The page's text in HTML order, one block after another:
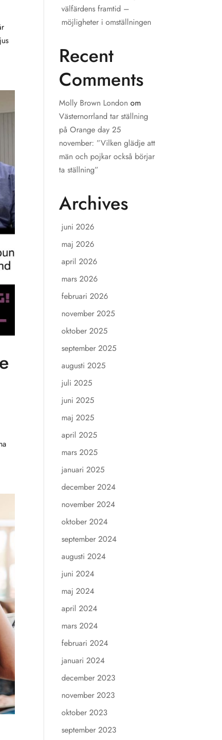
välfärdens framtid –
möjligheter i omställningen
Recent
Comments
Molly Brown London om
Västernorrland tar ställning
på Orange day 25
november: ”Vilken glädje att
män och pojkar också börjar
ta ställning”
Archives
juni 2026
maj 2026
april 2026
mars 2026
februari 2026
november 2025
oktober 2025
september 2025
augusti 2025
juli 2025
juni 2025
maj 2025
april 2025
mars 2025
januari 2025
december 2024
november 2024
oktober 2024
september 2024
augusti 2024
juni 2024
maj 2024
april 2024
mars 2024
februari 2024
januari 2024
december 2023
november 2023
oktober 2023
september 2023